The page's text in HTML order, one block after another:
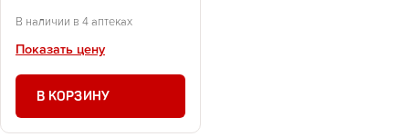
В наличии в 4 аптеках
Показать цену
В КОРЗИНУ